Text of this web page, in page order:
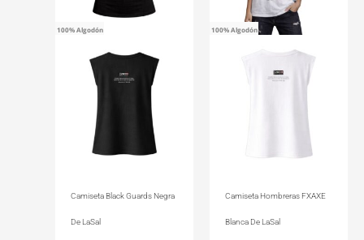
100% Algodón
Camiseta Black Guards Negra
De LaSal
100% Algodón
Camiseta Hombreras FXAXE
Blanca De LaSal